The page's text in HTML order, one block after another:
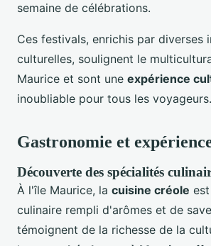
semaine de célébrations.
Ces festivals, enrichis par diverses
culturelles, soulignent le
Maurice et sont une expérience
inoubliable pour tous les voyageurs.
Gastronomie et
Découverte des spécialités
À l'île Maurice, la cuisine créole
culinaire rempli d'arômes et de
témoignent de la richesse de la